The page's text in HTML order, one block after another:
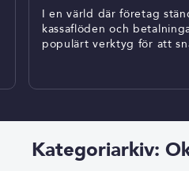
I en värld där företag
kassaflöden och
populärt verktyg för att
Kategoriarkiv: